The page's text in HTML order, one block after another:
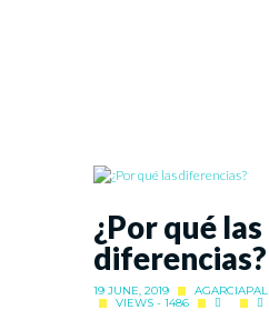
¿Por qué las
diferencias?
19 JUNE, 2019 AGARCIAPAL
VIEWS - 1486